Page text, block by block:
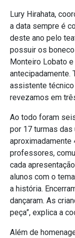
Lury Hirahata,
a data sempre é
deste ano pelo
possuir os
Monteiro Lobato
antecipadamente.
assistente
revezamos em
Ao todo foram
por 17 turmas
aproximadamente
professores,
cada
alunos com o
a história.
dançaram. As
peça”, explica a
Além de